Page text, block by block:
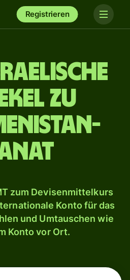
Registrieren
zu
zum Devisenmittelkurs
Konto für das
und Umtauschen wie
Konto vor Ort.